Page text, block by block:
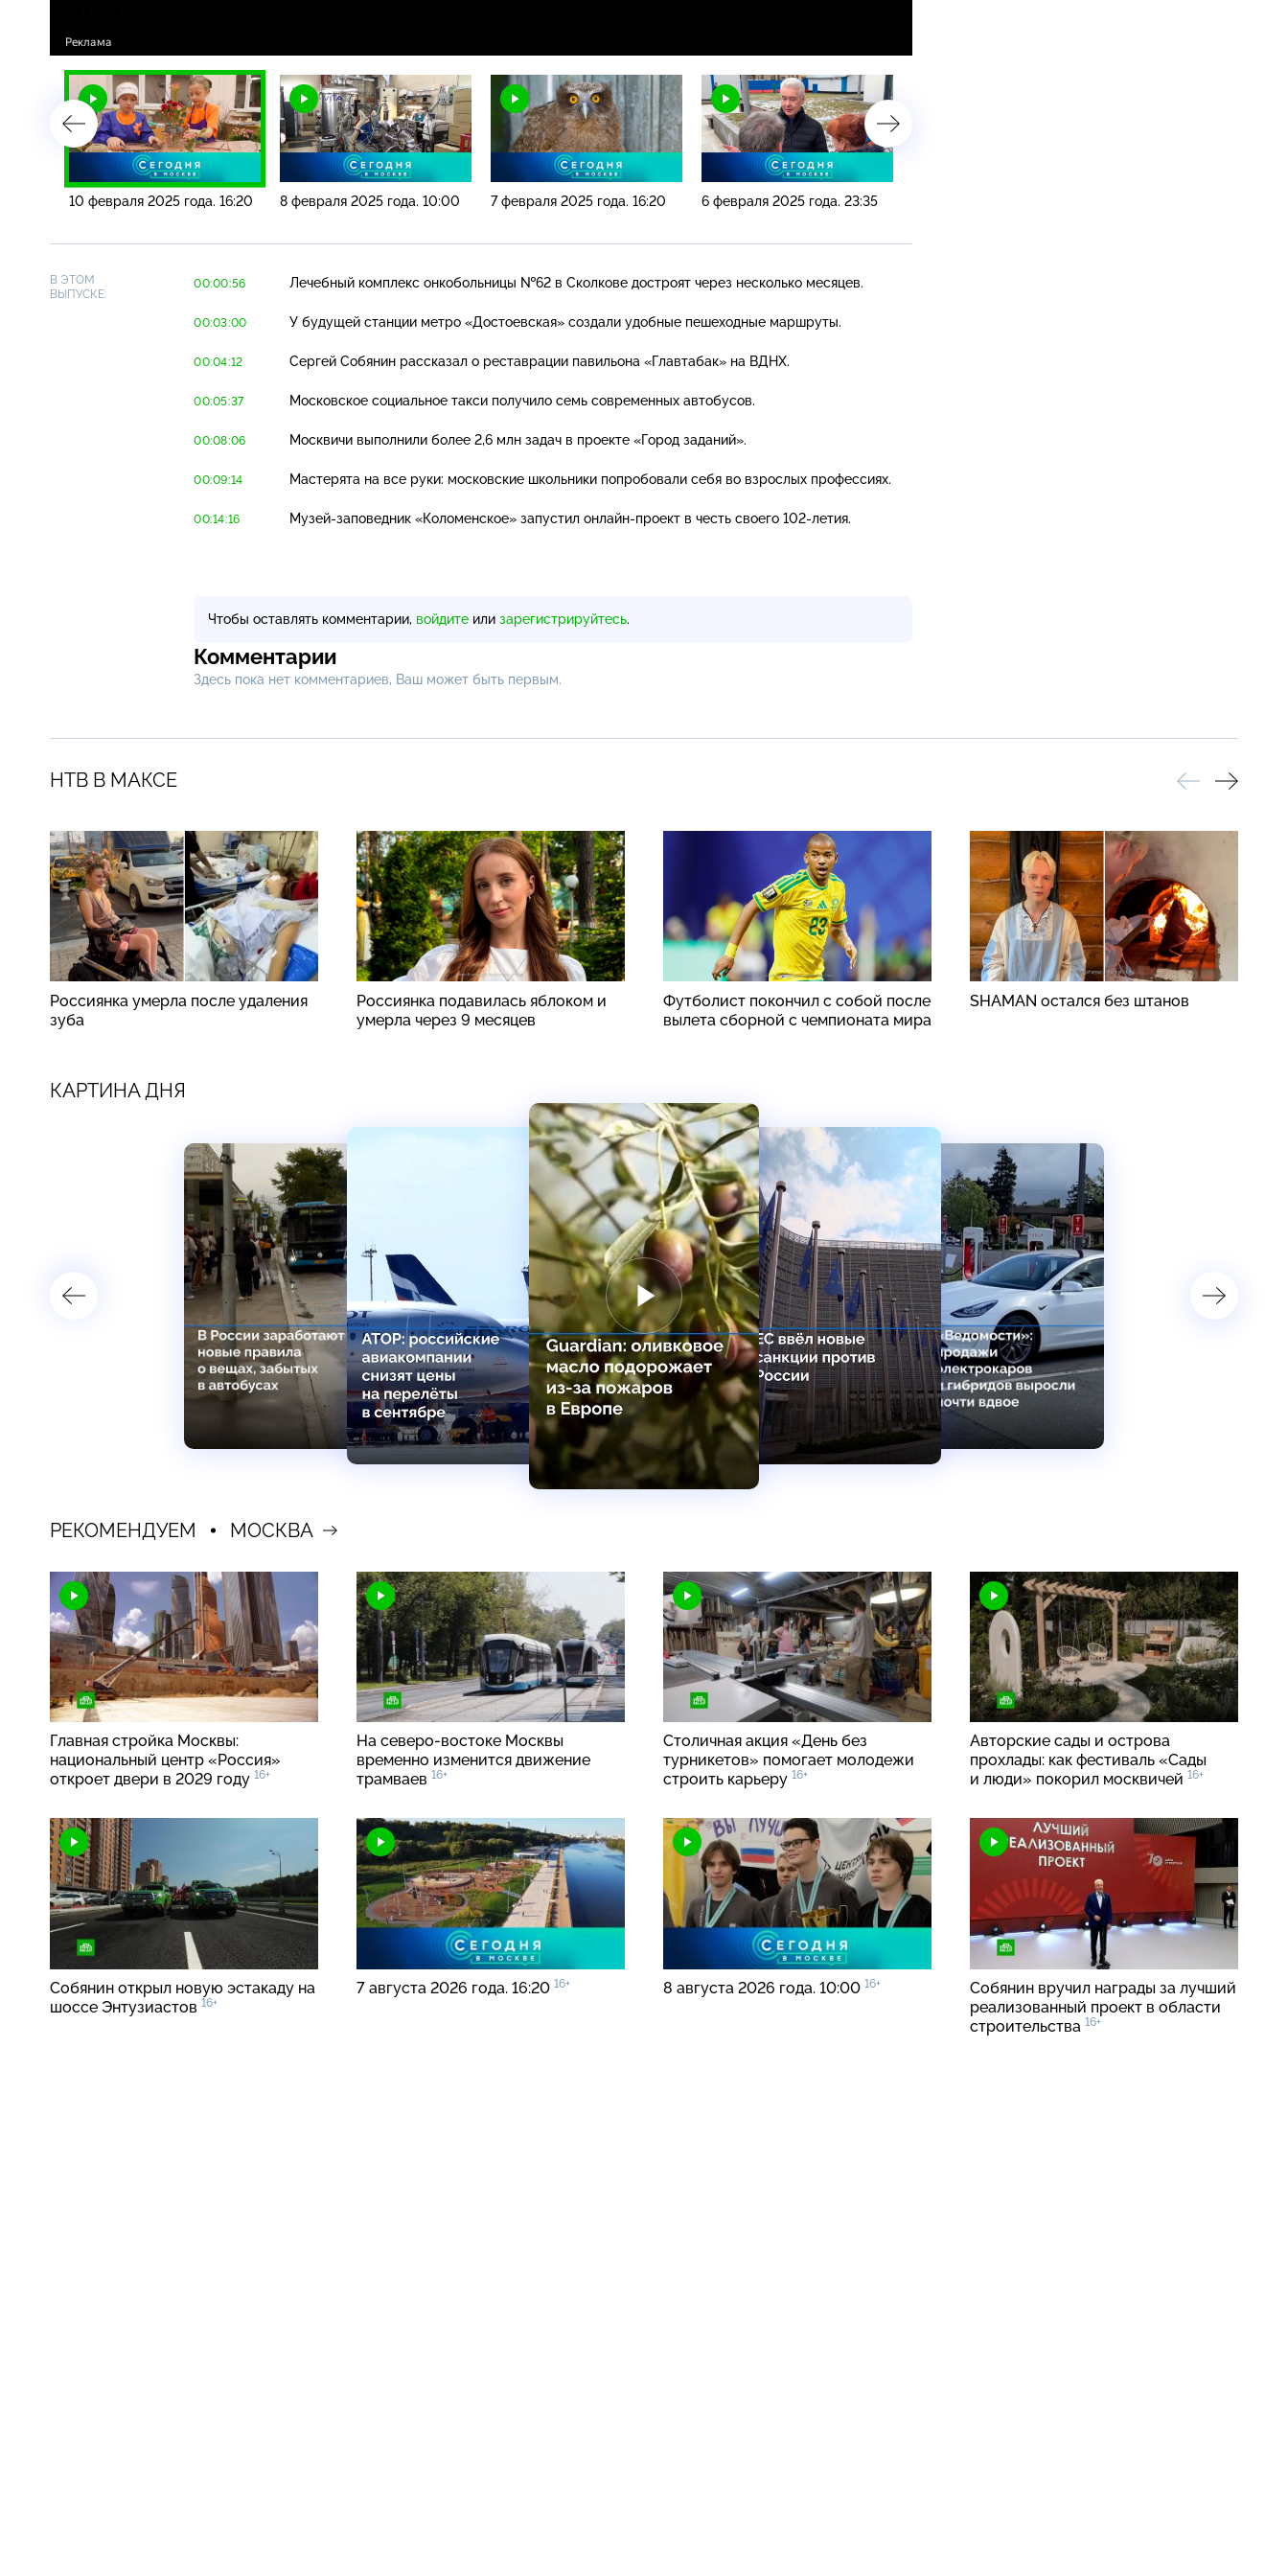
10 февраля 2025 года. 16:20 8 февраля 2025 года. 10:00 7 февраля 2025 года. 16:20 6 февраля 2025 года. 23:35
В ЭТОМ
ВЫПУСКЕ:
00:00:56 Лечебный комплекс онкобольницы №62 в Сколкове достроят через несколько месяцев.
00:03:00 У будущей станции метро «Достоевская» создали удобные пешеходные маршруты.
00:04:12 Сергей Собянин рассказал о реставрации павильона «Главтабак» на ВДНХ.
00:05:37 Московское социальное такси получило семь современных автобусов.
00:08:06 Москвичи выполнили более 2,6 млн задач в проекте «Город заданий».
00:09:14 Мастерята на все руки: московские школьники попробовали себя во взрослых профессиях.
00:14:16 Музей-заповедник «Коломенское» запустил онлайн-проект в честь своего 102-летия.
Чтобы оставлять комментарии, войдите или зарегистрируйтесь.
Комментарии
Здесь пока нет комментариев, Ваш может быть первым.
НТВ В МАКСЕ
Россиянка умерла после удаления
зуба
Россиянка подавилась яблоком и
умерла через 9 месяцев
Футболист покончил с собой после
вылета сборной с чемпионата мира
SHAMAN остался без штанов
КАРТИНА ДНЯ
РЕКОМЕНДУЕМ МОСКВА
Главная стройка Москвы:
национальный центр «Россия»
откроет двери в 2029 году 16+
На северо-востоке Москвы
временно изменится движение
трамваев 16+
Столичная акция «День без
турникетов» помогает молодежи
строить карьеру 16+
Авторские сады и острова
прохлады: как фестиваль «Сады
и люди» покорил москвичей 16+
Собянин открыл новую эстакаду на
шоссе Энтузиастов 16+
7 августа 2026 года. 16:20 16+ 8 августа 2026 года. 10:00 16+
Собянин вручил награды за лучший
реализованный проект в области
строительства 16+